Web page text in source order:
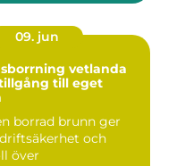
09. jun
vetlanda
till eget
borrad brunn ger
och
över